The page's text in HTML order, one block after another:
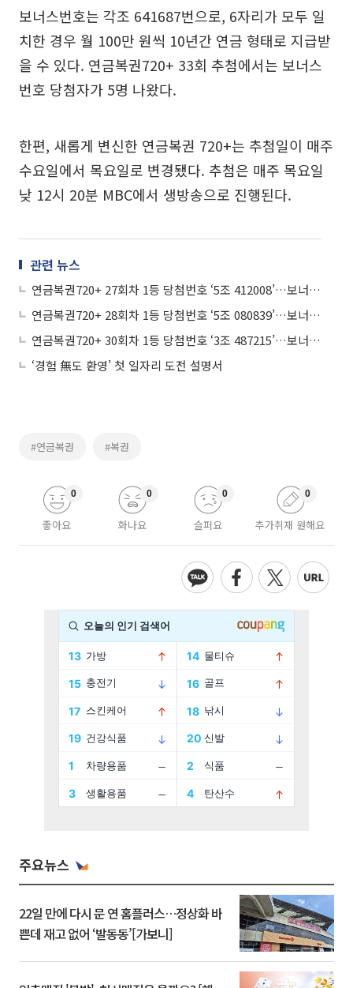
보너스번호는 각조 641687번으로, 6자리가 모두 일
치한 경우 월 100만 원씩 10년간 연금 형태로 지급받
을 수 있다. 연금복권720+ 33회 추첨에서는 보너스
번호 당첨자가 5명 나왔다.
한편, 새롭게 변신한 연금복권 720+는 추첨일이 매주
수요일에서 목요일로 변경됐다. 추첨은 매주 목요일
낮 12시 20분 MBC에서 생방송으로 진행된다.
관련 뉴스
연금복권720+ 27회차 1등 당첨번호 ‘5조 412008’…보너스번호 ‘각조 967142’
연금복권720+ 28회차 1등 당첨번호 ‘5조 080839’…보너스번호 ‘각조 378856’
연금복권720+ 30회차 1등 당첨번호 ‘3조 487215’…보너스번호 ‘각조 157190’
‘경험 無도 환영’ 첫 일자리 도전 설명서
#연금복권 #복권
좋아요
0
화나요
0
슬퍼요
0
추가취재 원해요
0
주요뉴스
22일 만에 다시 문 연 홈플러스…정상화 바
쁜데 재고 없어 ‘발동동’[가보니]